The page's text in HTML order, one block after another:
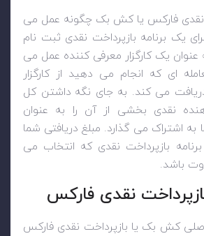
نقدی فارکس یا کش بک چگونه عمل می
یک برنامه بازپرداخت نقدی ثبت نام
یک کارگزار معرفی کننده عمل می
ای که انجام می دهید از کارگزار
می کند. به جای نگه داشتن کل
نقدی بخشی از آن را به عنوان
اشتراک می گذارد. مبلغ دریافتی شما
بازپرداخت نقدی که انتخاب می
باشد.
نقدی فارکس
کش بک یا بازپرداخت نقدی فارکس